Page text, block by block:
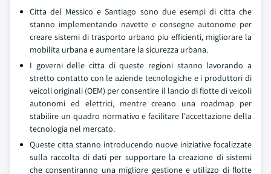
Citta del Messico e Santiago sono due esempi di citta che
stanno implementando navette e consegne autonome per
creare sistemi di trasporto urbano piu efficienti, migliorare la
mobilita urbana e aumentare la sicurezza urbana.
I governi delle citta di queste regioni stanno lavorando a
stretto contatto con le aziende tecnologiche e i produttori di
veicoli originali (OEM) per consentire il lancio di flotte di veicoli
autonomi ed elettrici, mentre creano una roadmap per
stabilire un quadro normativo e facilitare l'accettazione della
tecnologia nel mercato.
Queste citta stanno introducendo nuove iniziative focalizzate
sulla raccolta di dati per supportare la creazione di sistemi
che consentiranno una migliore gestione e utilizzo di flotte